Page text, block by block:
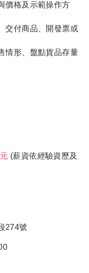
價格及示範操作方
交付商品、開發票或
情形、盤點貨品存量
(薪資依經驗資歷及
274號